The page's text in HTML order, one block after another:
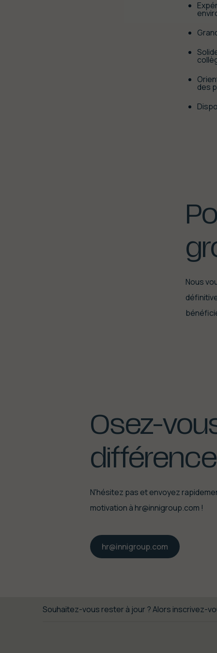
des
Nous
Osez-
différence
N'hésitez pas et envoyez
motivation à hr@innigroup.com !
hr@innigroup.com
Souhaitez-vous rester à jour ? Alors inscrivez-